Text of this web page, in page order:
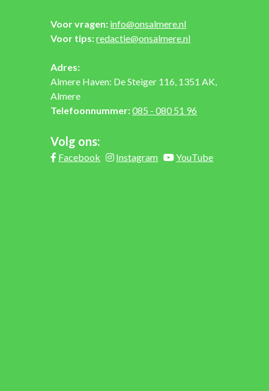
Voor vragen: info@onsalmere.nl
Voor tips:redactie@onsalmere.nl
Adres:
Almere Haven: De Steiger 116, 1351 AK,
Almere
Telefoonnummer:085 - 080 51 96
Volg ons:
Facebook Instagram YouTube